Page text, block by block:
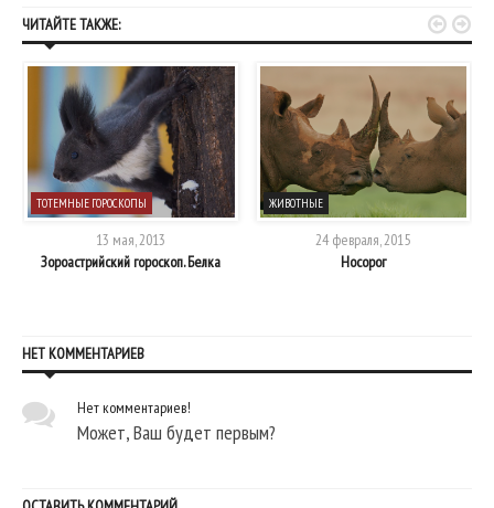
ЧИТАЙТЕ ТАКЖЕ:
ТОТЕМНЫЕ ГОРОСКОПЫ
13 мая, 2013
Зороастрийский гороскоп. Белка
ЖИВОТНЫЕ
24 февраля, 2015
Носорог
 
НЕТ КОММЕНТАРИЕВ
Нет комментариев!
Может, Ваш будет первым?